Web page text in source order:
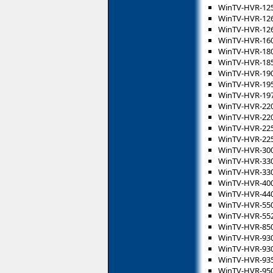
WinTV-HVR-
WinTV-HVR-
WinTV-HVR-
WinTV-HVR-
WinTV-HVR-
WinTV-HVR-
WinTV-HVR-
WinTV-HVR-
WinTV-HVR-
WinTV-HVR-
WinTV-HVR-
WinTV-HVR-
WinTV-HVR-
WinTV-HVR-
WinTV-HVR-
WinTV-HVR-
WinTV-HVR-
WinTV-HVR-
WinTV-HVR-
WinTV-HVR-
WinTV-HVR-
WinTV-HVR-
WinTV-HVR-
WinTV-HVR-
WinTV-HVR-